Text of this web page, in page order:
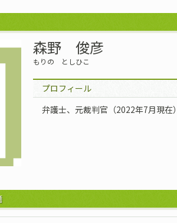
森野 俊彦
もりの としひこ
プロフィール
弁護士、元裁判官（2022年7月現在